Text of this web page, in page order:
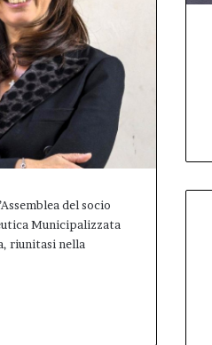
del socio
Municipalizzata
riunitasi nella
dell’Afm
come
patrimonio
pubblico
della
città.”.